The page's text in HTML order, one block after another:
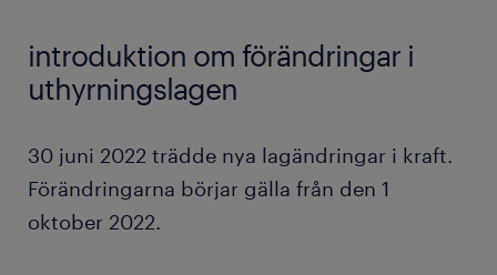
introduktion om förändringar i
uthyrningslagen
30 juni 2022 trädde nya lagändringar i kraft.
Förändringarna börjar gälla från den 1
oktober 2022.